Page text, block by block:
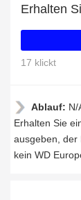
17 klickt
Ablauf: N/
Erhalten Sie
ausgeben, der
kein WD